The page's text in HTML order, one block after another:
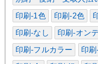
印刷-1色 印刷-2色
印刷-なし 印刷-オン
印刷-フルカラー 印